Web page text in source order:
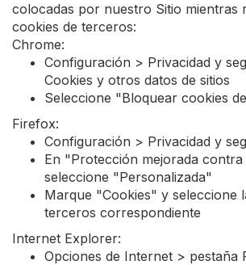
colocadas por nuestro Sitio mientras
cookies de terceros:
Chrome:
Configuración > Privacidad y
Cookies y otros datos de sitios
Seleccione "Bloquear cookies
Firefox:
Configuración > Privacidad y
En "Protección mejorada
seleccione "Personalizada"
Marque "Cookies" y seleccione
terceros correspondiente
Internet Explorer:
Opciones de Internet > pestaña